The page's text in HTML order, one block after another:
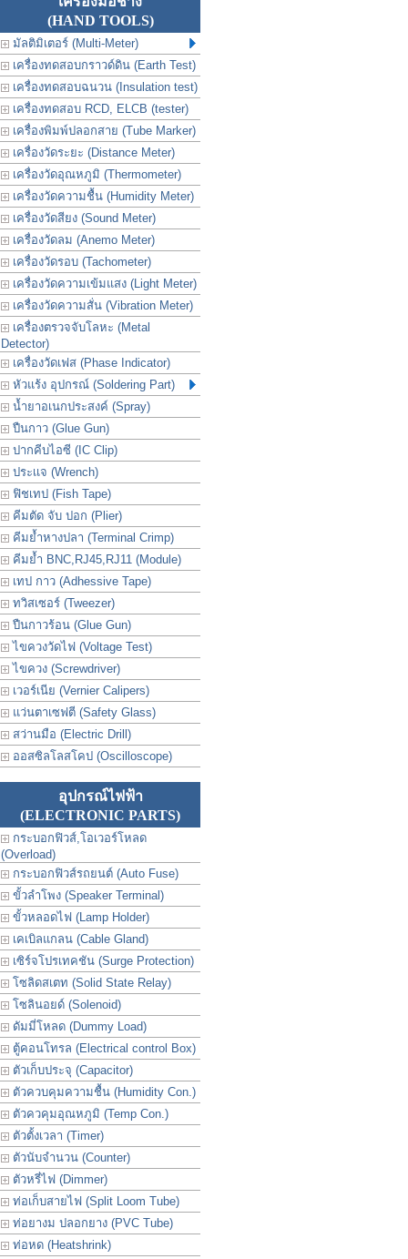
(HAND TOOLS)
มัลติมิเตอร์ (Multi-Meter)
เครื่องทดสอบกราวด์ดิน (Earth Test)
เครื่องทดสอบฉนวน (Insulation test)
เครื่องทดสอบ RCD, ELCB (tester)
เครื่องพิมพ์ปลอกสาย (Tube Marker)
เครื่องวัดระยะ (Distance Meter)
เครื่องวัดอุณหภูมิ (Thermometer)
เครื่องวัดความชื้น (Humidity Meter)
เครื่องวัดสียง (Sound Meter)
เครื่องวัดลม (Anemo Meter)
เครื่องวัดรอบ (Tachometer)
เครื่องวัดความเข้มแสง (Light Meter)
เครื่องวัดความสั่น (Vibration Meter)
เครื่องตรวจจับโลหะ (Metal
Detector)
เครื่องวัดเฟส (Phase Indicator)
หัวแร้ง อุปกรณ์ (Soldering Part)
น้ำยาอเนกประสงค์ (Spray)
ปืนกาว (Glue Gun)
ปากคีบไอซี (IC Clip)
ประเเจ (Wrench)
ฟิชเทป (Fish Tape)
คีมตัด จับ ปอก (Plier)
คีมย้ำหางปลา (Terminal Crimp)
คีมย้ำ BNC,RJ45,RJ11 (Module)
เทป กาว (Adhessive Tape)
ทวิสเซอร์ (Tweezer)
ปืนกาวร้อน (Glue Gun)
ไขควงวัดไฟ (Voltage Test)
ไขควง (Screwdriver)
เวอร์เนีย (Vernier Calipers)
แว่นตาเซฟตี (Safety Glass)
สว่านมือ (Electric Drill)
ออสซิลโลสโคป (Oscilloscope)
อุปกรณ์ไฟฟ้า
(ELECTRONIC PARTS)
กระบอกฟิวส์,โอเวอร์โหลด
(Overload)
กระบอกฟิวส์รถยนต์ (Auto Fuse)
ขั้วลำโพง (Speaker Terminal)
ขั้วหลอดไฟ (Lamp Holder)
เคเบิลแกลน (Cable Gland)
เซิร์จโปรเทคชัน (Surge Protection)
โซลิดสเตท (Solid State Relay)
โซลินอยด์ (Solenoid)
ดัมมี่โหลด (Dummy Load)
ตู้คอนโทรล (Electrical control Box)
ตัวเก็บประจุ (Capacitor)
ตัวควบคุมความชื้น (Humidity Con.)
ตัวควคุมอุณหภูมิ (Temp Con.)
ตัวตั้งเวลา (Timer)
ตัวนับจำนวน (Counter)
ตัวหรี่ไฟ (Dimmer)
ท่อเก็บสายไฟ (Split Loom Tube)
ท่อยางม ปลอกยาง (PVC Tube)
ท่อหด (Heatshrink)